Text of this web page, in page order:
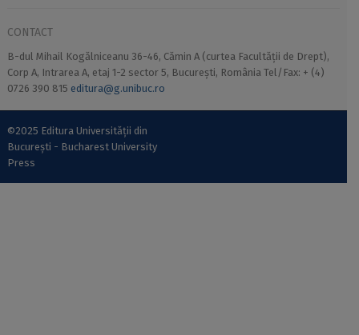
CONTACT
B-dul Mihail Kogălniceanu 36-46, Cămin A (curtea Facultății de Drept),
Corp A, Intrarea A, etaj 1-2 sector 5, București, România Tel/Fax: + (4)
0726 390 815 editura@g.unibuc.ro
©2025 Editura Universității din
București - Bucharest University
Press